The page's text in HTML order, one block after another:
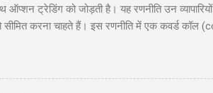
ट्रेडिंग को जोड़ती है। यह रणनीति उन
करना चाहते हैं। इस रणनीति में एक कवर्ड कॉल
के लिए उपयोगी होगी, जो सूचित निर्णय लेना
1. परिचय (Introduction) 2. कवर्ड कॉम्बिनेशन